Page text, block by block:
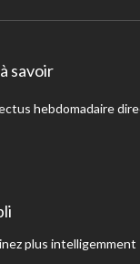
savoir
hebdomadaire
plus intelligemment